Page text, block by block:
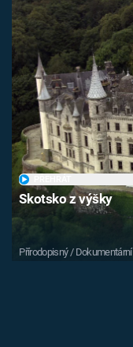
Skotsko z výšky
Přírodopisný / Dokumentární